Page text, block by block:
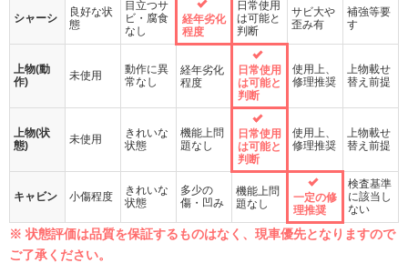
シャーシ
良好な状
態
目立つサ
ビ・腐食
なし
経年劣化
程度
日常使用
は可能と
判断
サビ大や
歪み有
補強等要
す
上物(動
作)
未使用
動作に異
常なし
経年劣化
程度
日常使用
は可能と
判断
使用上、
修理推奨
上物載せ
替え前提
上物(状
態)
未使用
きれいな
状態
機能上問
題なし
日常使用
は可能と
判断
使用上、
修理推奨
上物載せ
替え前提
キャビン 小傷程度
きれいな
状態
多少の
傷・凹み
機能上問
題なし
一定の修
理推奨
検査基準
に該当し
ない
※ 状態評価は品質を保証するものはなく、現車優先となりますので
ご了承ください。